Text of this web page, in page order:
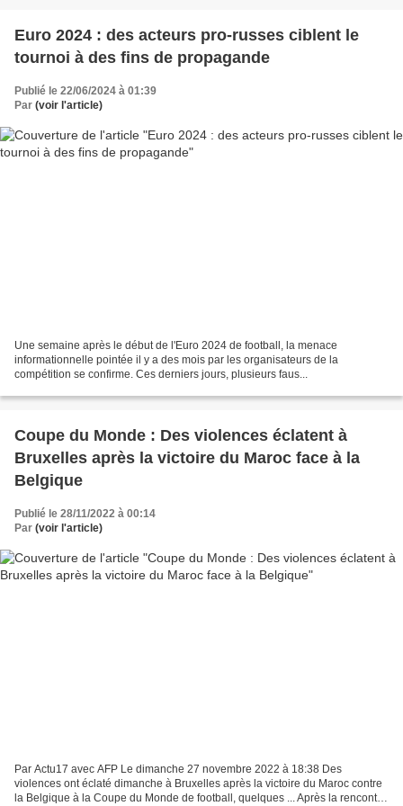
Euro 2024 : des acteurs pro-russes ciblent le
tournoi à des fins de propagande
Publié le 22/06/2024 à 01:39
Par (voir l'article)
Une semaine après le début de l'Euro 2024 de football, la menace
informationnelle pointée il y a des mois par les organisateurs de la
compétition se confirme. Ces derniers jours, plusieurs faus...
Coupe du Monde : Des violences éclatent à
Bruxelles après la victoire du Maroc face à la
Belgique
Publié le 28/11/2022 à 00:14
Par (voir l'article)
Par Actu17 avec AFP Le dimanche 27 novembre 2022 à 18:38 Des
violences ont éclaté dimanche à Bruxelles après la victoire du Maroc contre
la Belgique à la Coupe du Monde de football, quelques ... Après la rencontre